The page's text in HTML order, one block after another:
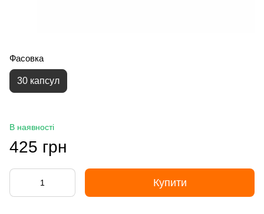
Фасовка
30 капсул
В наявності
425 грн
Купити